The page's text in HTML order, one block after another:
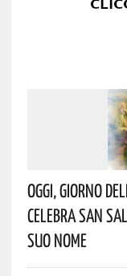
Oggi, Giorno
Celebra San
Suo Nome